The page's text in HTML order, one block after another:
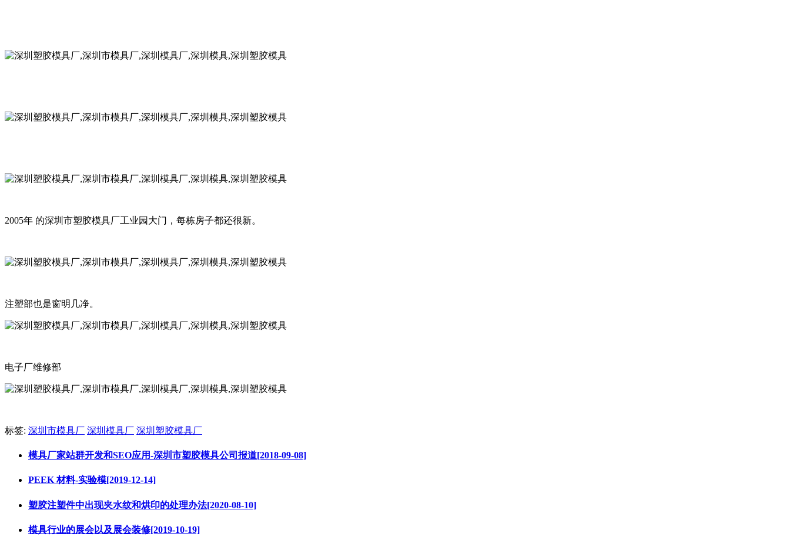
2005年 的深圳市塑胶模具厂工业园大门，每栋房子都还很新。
注塑部也是窗明几净。
电子厂维修部
标签: 深圳市模具厂 深圳模具厂 深圳塑胶模具厂
模具厂家站群开发和SEO应用-深圳市塑胶模具公司报道[2018-09-08]
PEEK 材料-实验模[2019-12-14]
塑胶注塑件中出现夹水纹和烘印的处理办法[2020-08-10]
模具行业的展会以及展会装修[2019-10-19]